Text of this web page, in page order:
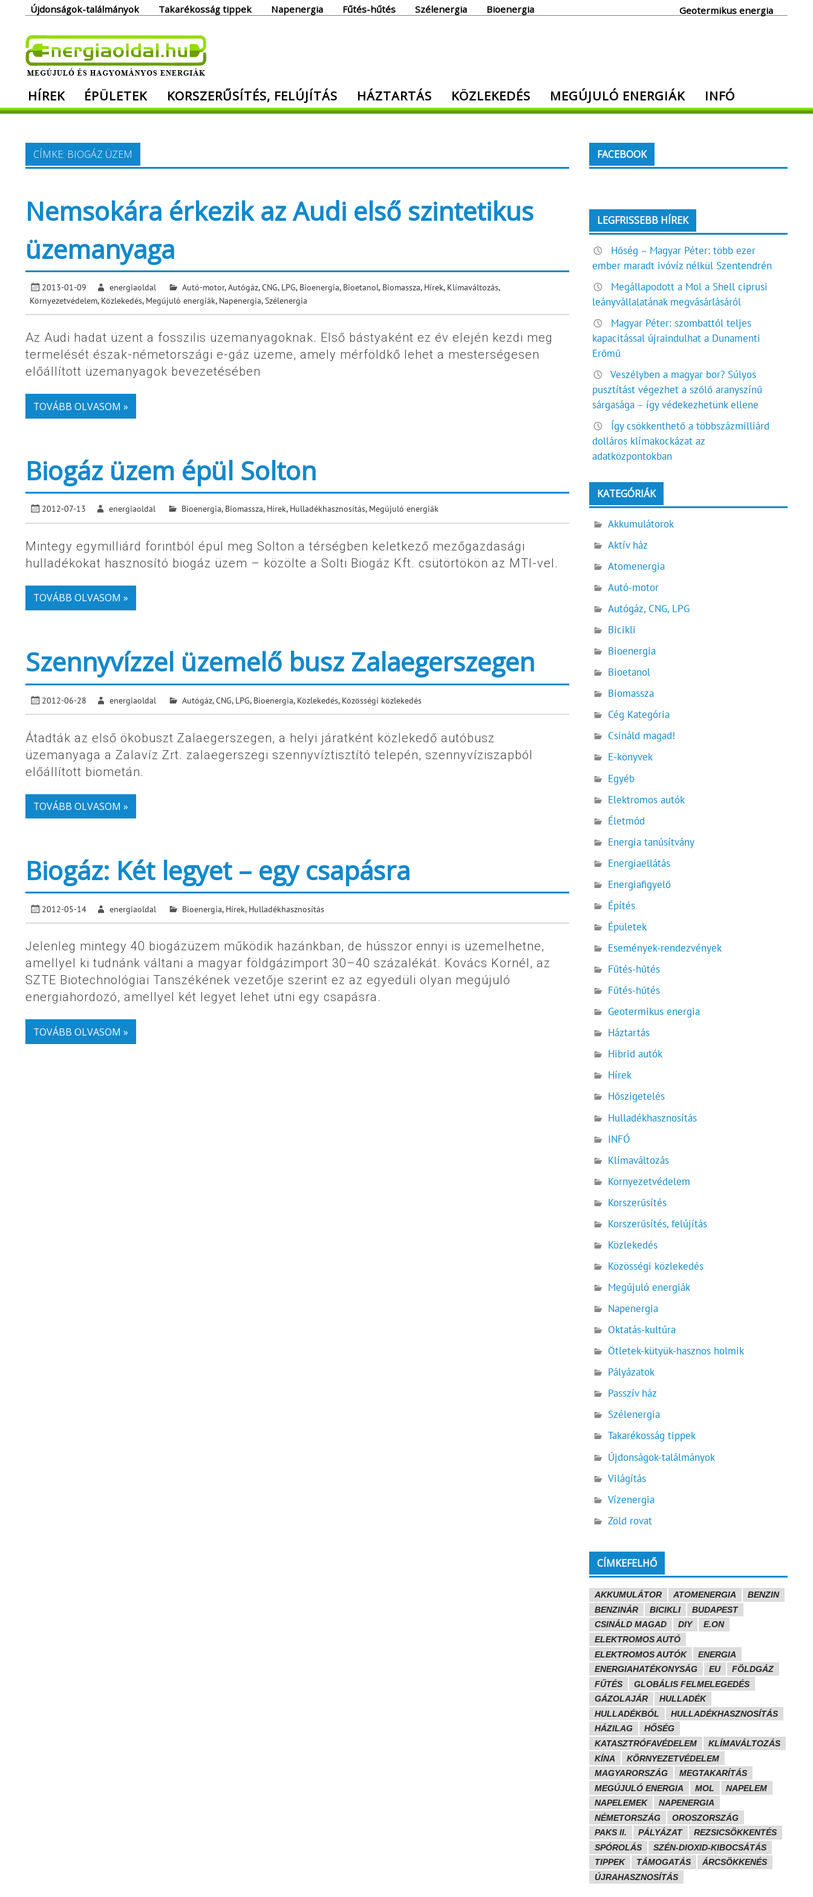
Újdonságok-találmányok Takarékosság tippek Napenergia Fűtés-hűtés Szélenergia Bioenergia Geotermikus energia
Megújuló és hagyományos energiák. Minden, ami energia!
HÍREK ÉPÜLETEK KORSZERŰSÍTÉS, FELÚJÍTÁS HÁZTARTÁS KÖZLEKEDÉS MEGÚJULÓ ENERGIÁK INFÓ
CÍMKE: BIOGÁZ ÜZEM
Nemsokára érkezik az Audi első szintetikus
üzemanyaga
2013-01-09 energiaoldal Autó-motor,Autógáz, CNG, LPG, Bioenergia, Bioetanol, Biomassza, Hírek, Klímaváltozás,
Környezetvédelem, Közlekedés, Megújuló energiák, Napenergia,Szélenergia
Az Audi hadat üzent a fosszilis üzemanyagoknak. Első bástyaként ez év elején kezdi meg
termelését észak-németországi e-gáz üzeme, amely mérföldkő lehet a mesterségesen
előállított üzemanyagok bevezetésében
TOVÁBB OLVASOM »
Biogáz üzem épül Solton
2012-07-13 energiaoldal Bioenergia, Biomassza, Hírek, Hulladékhasznosítás, Megújuló energiák
Mintegy egymilliárd forintból épül meg Solton a térségben keletkező mezőgazdasági
hulladékokat hasznosító biogáz üzem – közölte a Solti Biogáz Kft. csütörtökön az MTI-vel.
TOVÁBB OLVASOM »
Szennyvízzel üzemelő busz Zalaegerszegen
2012-06-28 energiaoldal Autógáz, CNG, LPG, Bioenergia, Közlekedés, Közösségi közlekedés
Átadták az első ökobuszt Zalaegerszegen, a helyi járatként közlekedő autóbusz
üzemanyaga a Zalavíz Zrt. zalaegerszegi szennyvíztisztító telepén, szennyvíziszapból
előállított biometán.
TOVÁBB OLVASOM »
Biogáz: Két legyet – egy csapásra
2012-05-14 energiaoldal Bioenergia, Hírek, Hulladékhasznosítás
Jelenleg mintegy 40 biogázüzem működik hazánkban, de hússzor ennyi is üzemelhetne,
amellyel ki tudnánk váltani a magyar földgázimport 30–40 százalékát. Kovács Kornél, az
SZTE Biotechnológiai Tanszékének vezetője szerint ez az egyedüli olyan megújuló
energiahordozó, amellyel két legyet lehet ütni egy csapásra.
TOVÁBB OLVASOM »
FACEBOOK
LEGFRISSEBB HÍREK
Hőség – Magyar Péter: több ezer
ember maradt ivóvíz nélkül Szentendrén
Megállapodott a Mol a Shell ciprusi
leányvállalatának megvásárlásáról
Magyar Péter: szombattól teljes
kapacitással újraindulhat a Dunamenti
Erőmű
Veszélyben a magyar bor? Súlyos
pusztítást végezhet a szőlő aranyszínű
sárgasága – így védekezhetünk ellene
Így csökkenthető a többszázmilliárd
dolláros klímakockázat az
adatközpontokban
KATEGÓRIÁK
Akkumulátorok
Aktív ház
Atomenergia
Autó-motor
Autógáz, CNG, LPG
Bicikli
Bioenergia
Bioetanol
Biomassza
Cég Kategória
Csináld magad!
E-könyvek
Egyéb
Elektromos autók
Életmód
Energia tanúsítvány
Energiaellátás
Energiafigyelő
Építés
Épületek
Események-rendezvények
Fűtés-hűtés
Fűtés-hűtés
Geotermikus energia
Háztartás
Hibrid autók
Hírek
Hőszigetelés
Hulladékhasznosítás
INFÓ
Klímaváltozás
Környezetvédelem
Korszerűsítés
Korszerűsítés, felújítás
Közlekedés
Közösségi közlekedés
Megújuló energiák
Napenergia
Oktatás-kultúra
Ötletek-kütyük-hasznos holmik
Pályázatok
Passzív ház
Szélenergia
Takarékosság tippek
Újdonságok-találmányok
Világítás
Vízenergia
Zöld rovat
CÍMKEFELHŐ
AKKUMULÁTOR ATOMENERGIA
BENZIN
BENZINÁR
BICIKLI
BUDAPEST
CSINÁLD MAGAD
DIY
E.ON
ELEKTROMOS AUTÓ
ELEKTROMOS AUTÓK
ENERGIA
ENERGIAHATÉKONYSÁG
EU
FÖLDGÁZ
FŰTÉS
GLOBÁLIS FELMELEGEDÉS
GÁZOLAJÁR
HULLADÉK
HULLADÉKBÓL
HULLADÉKHASZNOSÍTÁS
HÁZILAG
HŐSÉG
KATASZTRÓFAVÉDELEM
KLÍMAVÁLTOZÁS
KÍNA
KÖRNYEZETVÉDELEM
MAGYARORSZÁG
MEGTAKARÍTÁS
MEGÚJULÓ ENERGIA
MOL
NAPELEM
NAPELEMEK
NAPENERGIA
NÉMETORSZÁG
OROSZORSZÁG
PAKS II.
PÁLYÁZAT
REZSICSÖKKENTÉS
SPÓROLÁS
SZÉN-DIOXID-KIBOCSÁTÁS
TIPPEK
TÁMOGATÁS
ÁRCSÖKKENÉS
ÚJRAHASZNOSÍTÁS